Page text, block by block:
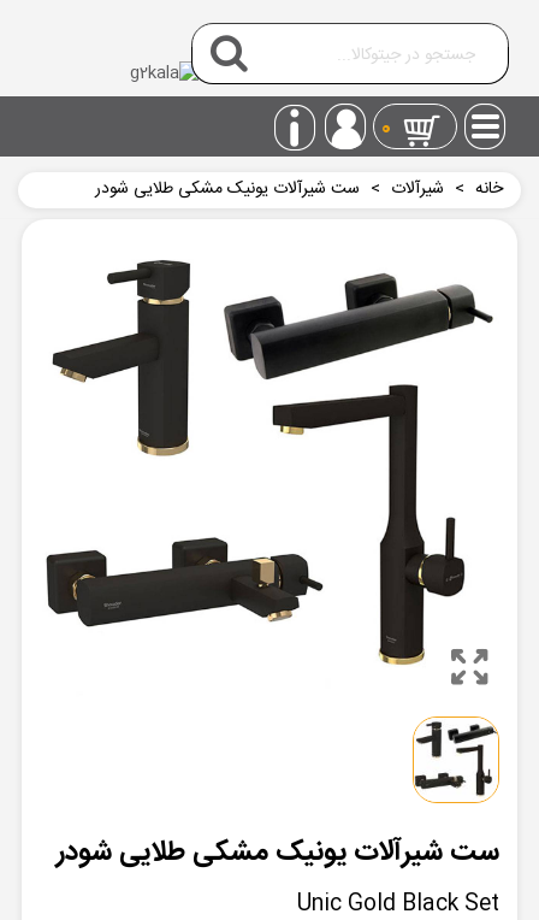
0
خانه > شیرآلات > ست شیرآلات یونیک مشکی طلایی شودر
ست شیرآلات یونیک مشکی طلایی شودر
Unic Gold Black Set